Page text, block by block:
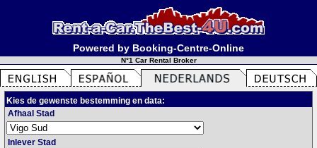
Powered by Booking-Centre-Online
N°1 Car Rental Broker
Kies de gewenste bestemming en data:
Afhaal Stad
Inlever Stad